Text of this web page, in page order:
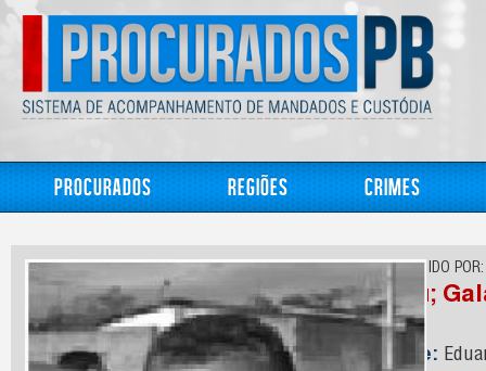
Procurados Regiões Crimes
CONHECIDO POR:
Suru;
Nome: